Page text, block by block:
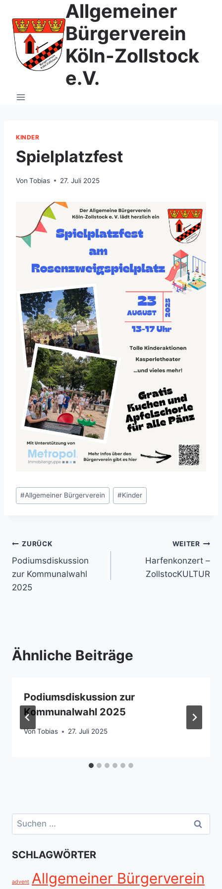
Inhalt
springen
Allgemeiner
Bürgerverein
Köln-Zollstock
e.V.
KINDER
Spielplatzfest
Von Tobias 27. Juli 2025
Schlagworte:
#Allgemeiner Bürgerverein #Kinder
Beitragsnavigation
ZURÜCK
Podiumsdiskussion
zur Kommunalwahl
2025
WEITER
Harfenkonzert –
ZollstocKULTUR
Ähnliche Beiträge
Podiumsdiskussion zur
Kommunalwahl 2025
VonTobias 27. Juli 2025
Suchen
nach:
SCHLAGWÖRTER
advent Allgemeiner Bürgerverein